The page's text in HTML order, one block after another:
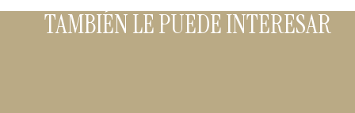
TAMBIÉN LE PUEDE INTERESAR